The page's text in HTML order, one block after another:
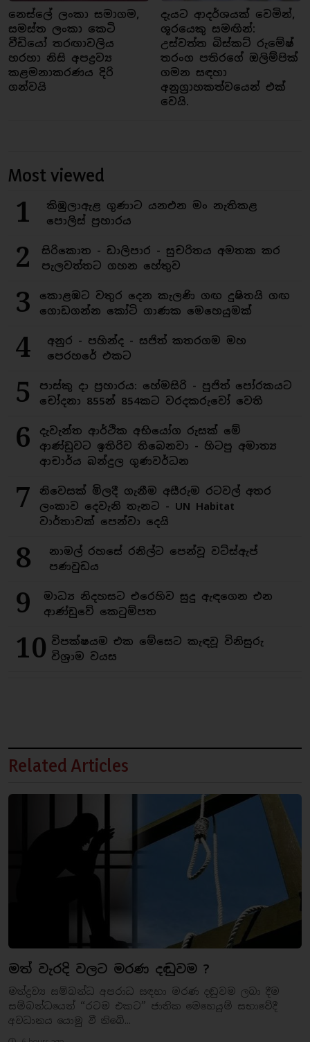
නෙස්ලේ ලංකා සමාගම,
සමස්ත ලංකා කෙටි
වීඩියෝ තරඟාවලිය
හරහා නිසි අපද්‍රව්‍ය
කළමනාකරණය දිරි
ගන්වයි
දැයට ආදර්ශයක් වෙමින්,
ශූරයෙකු සමඟින්:
උස්වත්ත බිස්කට් රුමේෂ්
තරංග පතිරගේ ඔලිම්පික්
ගමන සඳහා
අනුග්‍රාහකත්වයෙන් එක්
වෙයි.
Most viewed
1
කිඹුලාඇළ ගුණාට යනඑන මං නැතිකළ
පොලිස් ප්‍රහාරය
2
සිරිකොත - ඩාලිපාර - සුචරිතය අමතක කර
පැලවත්තට ගහන හේතුව
3
කොළඹට වතුර දෙන කැලණි ගඟ දුෂිතයි ගඟ
ගොඩගන්න කෝටි ගාණක මෙහෙයුමක්
4
අනුර - පහින්ද - සජිත් කතරගම මහ
පෙරහරේ එකට
5
පාස්කු දා ප්‍රහාරය: හේමසිරි - පූජිත් පෝරකයට
චෝදනා 855න් 854කට වරදකරුවෝ වෙති
6
දැවැන්ත ආර්ථික අභියෝග රුසක් මේ
ආණ්ඩුවට ඉතිරිව තිබෙනවා - හිටපු අමාත්‍ය
ආචාර්ය බන්දුල ගුණවර්ධන
7
නිවෙසක් මිලදී ගැනීම අසීරුම රටවල් අතර
ලංකාව දෙවැනි තැනට - UN Habitat
වාර්තාවක් පෙන්වා දෙයි
8
නාමල් රහසේ රනිල්ට පෙන්වූ වට්ස්ඇප්
පණවුඩය
9
මාධ්‍ය නිදහසට එරෙහිව සුදු ඇඳගෙන එන
ආණ්ඩුවේ කෙටුම්පත
10 විපක්ෂයම එක මේසෙට කැඳවූ විනිසුරු
විශ්‍රාම වයස
Related Articles
මත් වැරදි වලට මරණ දඬුවම ?
මත්ද්‍රව්‍ය සම්බන්ධ අපරාධ සඳහා මරණ දඬුවම ලබා දීම
සම්බන්ධයෙන් “රටම එකට” ජාතික මෙහෙයුම් සභාවේදී
අවධානය යොමු වී තිබෙි...